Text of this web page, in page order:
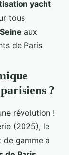
yacht
tous
aux
de Paris
?
révolution !
(2025), le
de gamme a